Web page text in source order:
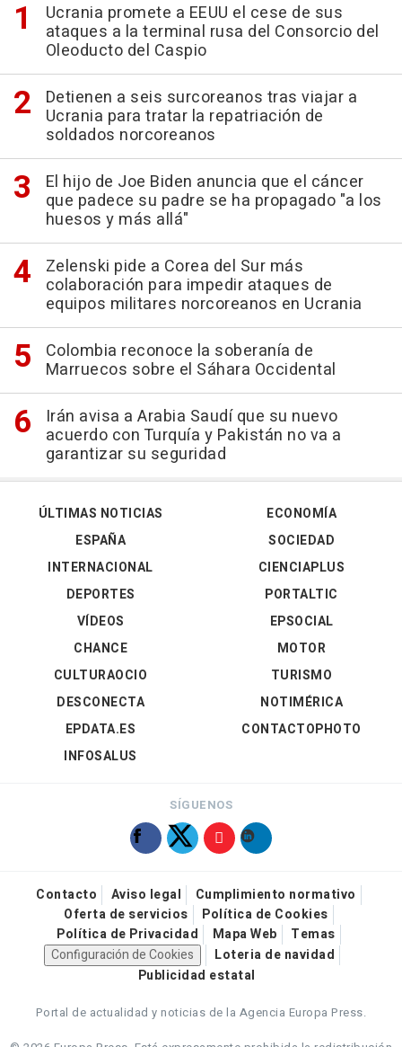
Ucrania promete a EEUU el cese de sus
ataques a la terminal rusa del Consorcio del
Oleoducto del Caspio
Detienen a seis surcoreanos tras viajar a
Ucrania para tratar la repatriación de
soldados norcoreanos
El hijo de Joe Biden anuncia que el cáncer
que padece su padre se ha propagado "a los
huesos y más allá"
Zelenski pide a Corea del Sur más
colaboración para impedir ataques de
equipos militares norcoreanos en Ucrania
Colombia reconoce la soberanía de
Marruecos sobre el Sáhara Occidental
Irán avisa a Arabia Saudí que su nuevo
acuerdo con Turquía y Pakistán no va a
garantizar su seguridad
ÚLTIMAS NOTICIAS
ESPAÑA
INTERNACIONAL
DEPORTES
VÍDEOS
ECONOMÍA
SOCIEDAD
CIENCIAPLUS
PORTALTIC
EPSOCIAL
CHANCE
CULTURAOCIO
DESCONECTA
EPDATA.ES
INFOSALUS
MOTOR
TURISMO
NOTIMÉRICA
CONTACTOPHOTO
SÍGUENOS
Contacto Aviso legal
Cumplimiento normativo
Oferta de servicios
Política de Cookies
Política de Privacidad
Mapa Web
Temas
Configuración de Cookies
Loteria de navidad
Publicidad estatal
Portal de actualidad y noticias de la Agencia Europa Press.